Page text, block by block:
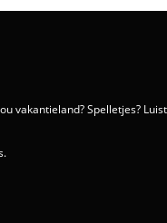
vakantieland? Spelletjes?